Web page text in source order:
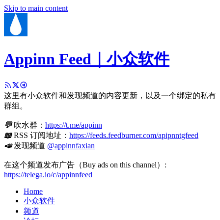
Skip to main content
Appinn Feed｜小众软件
这里有小众软件和发现频道的内容更新，以及一个绑定的私有
群组。
💬吹水群： https://t.me/appinn
📖RSS 订阅地址： https://feeds.feedburner.com/apipnntgfeed
📣发现频道 @appinnfaxian
在这个频道发布广告（Buy ads on this channel）:
https://telega.io/c/appinnfeed
Home
小众软件
频道